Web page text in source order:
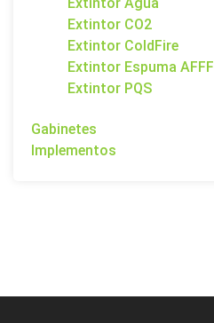
Extintor CO2
Extintor ColdFire
Extintor Espuma AFFF
Extintor PQS
Gabinetes
Implementos